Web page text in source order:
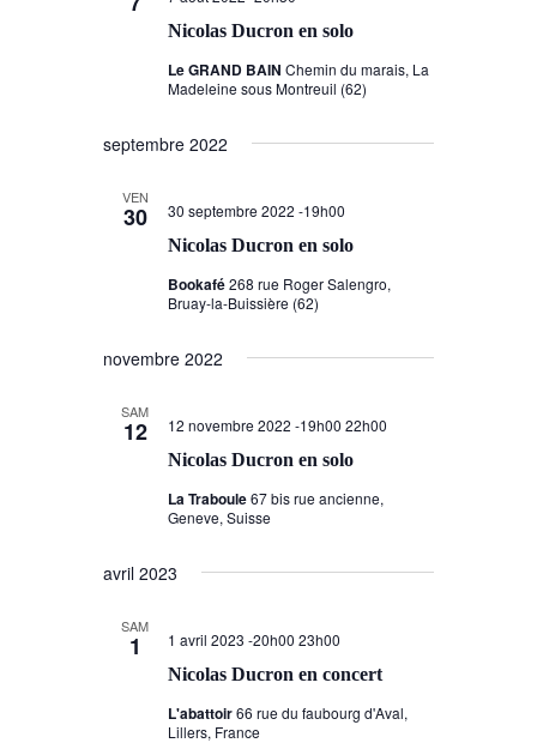
Nicolas Ducron en solo
Le GRAND BAIN Chemin du marais, La
Madeleine sous Montreuil (62)
septembre 2022
VEN
30
Nicolas Ducron en solo
30 septembre 2022 -19h00
Bookafé268 rue Roger Salengro,
Bruay-la-Buissière (62)
novembre 2022
SAM
12
Nicolas Ducron en solo
12 novembre 2022 -19h00 22h00
La Traboule67 bis rue ancienne,
Geneve, Suisse
avril 2023
SAM
1
Nicolas Ducron en concert
1 avril 2023 -20h00 23h00
L'abattoir66 rue du faubourg d'Aval,
Lillers, France